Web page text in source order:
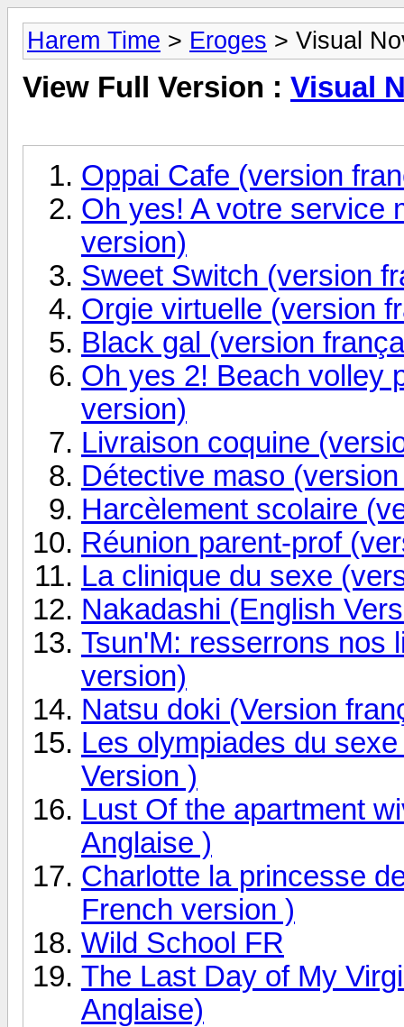
Harem Time > Eroges > Visual
View Full Version : Visual
Oppai Cafe (version
Oh yes! A votre service
version)
Sweet Switch (version
Orgie virtuelle (version
Black gal (version
Oh yes 2! Beach volley
version)
Livraison coquine
Détective maso
Harcèlement scolaire
Réunion parent-prof
La clinique du sexe
Nakadashi (English
Tsun'M: resserrons nos
version)
Natsu doki (Version
Les olympiades du
Version )
Lust Of the apartment
Anglaise )
Charlotte la princesse
French version )
Wild School FR
The Last Day of My
Anglaise)